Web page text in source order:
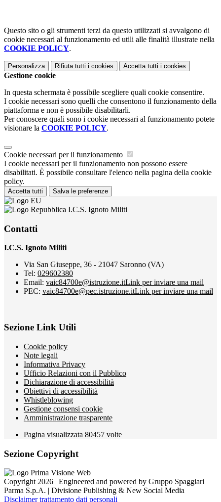
Questo sito o gli strumenti terzi da questo utilizzati si avvalgono di
cookie necessari al funzionamento ed utili alle finalità illustrate nella
COOKIE POLICY.
Personalizza Rifiuta tutti i cookies Accetta tutti i cookies
Gestione cookie
In questa schermata è possibile scegliere quali cookie consentire.
I cookie necessari sono quelli che consentono il funzionamento della
piattaforma e non è possibile disabilitarli.
Per conoscere quali sono i cookie necessari al funzionamento potete
visionare la COOKIE POLICY.
Cookie necessari per il funzionamento
I cookie necessari per il funzionamento non possono essere
disabilitati. È possibile consultare l'elenco nella pagina della cookie
policy.
Accetta tutti Salva le preferenze
I.C.S. Ignoto Militi
Contatti
I.C.S. Ignoto Militi
Via San Giuseppe, 36 - 21047 Saronno (VA)
Tel: 029602380
Email: vaic84700e@istruzione.itLink per inviare una mail
PEC: vaic84700e@pec.istruzione.itLink per inviare una mail
Sezione Link Utili
Cookie policy
Note legali
Informativa Privacy
Ufficio Relazioni con il Pubblico
Dichiarazione di accessibilità
Obiettivi di accessibilità
Whistleblowing
Gestione consensi cookie
Amministrazione trasparente
Pagina visualizzata 80457 volte
Sezione Copyright
Copyright 2026 | Engineered and powered by Gruppo Spaggiari
Parma S.p.A. | Divisione Publishing & New Social Media
Disclaimer trattamento dati personali